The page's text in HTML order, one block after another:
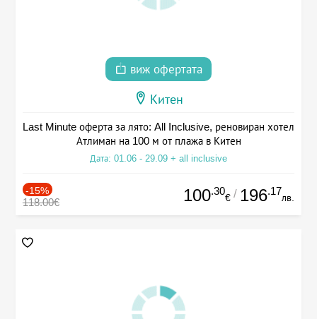
виж офертата
Китен
Last Minute оферта за лято: All Inclusive, реновиран хотел
Атлиман на 100 м от плажа в Китен
Дата: 01.06 - 29.09 + all inclusive
-15%
118.00€ 100.30
€ / 196.17
лв.